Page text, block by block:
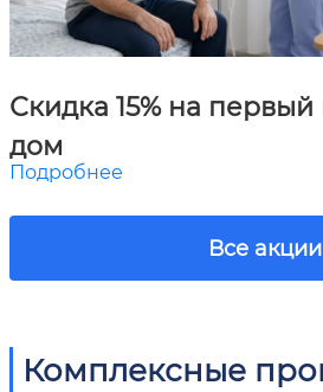
Скидка 15% на
дом
Подробнее
Все акции
Комплексные